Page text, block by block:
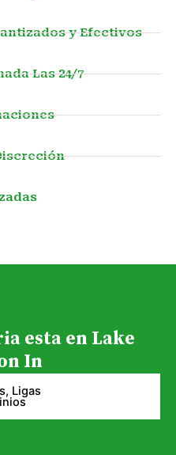
y Efectivos
Las 24/7
esta en Lake
In
Ligas